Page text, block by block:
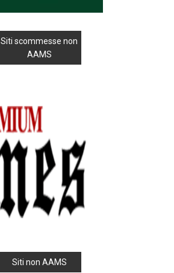
Siti scommesse non
AAMS
Siti non AAMS